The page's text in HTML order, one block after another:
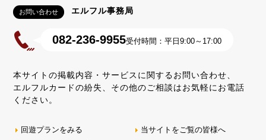
お問い合わせ エルフル事務局
082-236-9955受付時間：平日9:00～17:00
本サイトの掲載内容・サービスに関するお問い合わせ、
エルフルカードの紛失、その他のご相談はお気軽にお電話
ください。
回遊プランをみる
当サイトをご覧の皆様へ